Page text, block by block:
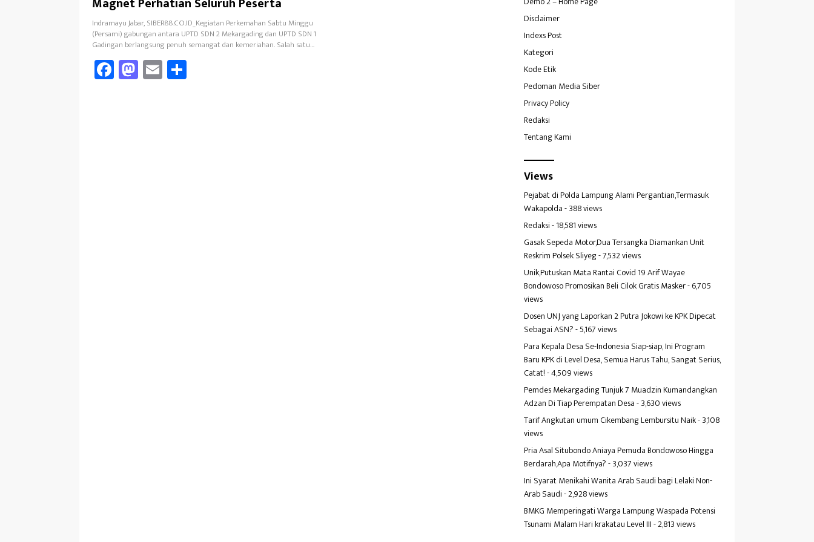
Indramayu Jabar, SIBER88.CO.ID_Kegiatan Perkemahan Sabtu Minggu
(Persami) gabungan antara UPTD SDN 2 Mekargading dan UPTD SDN 1
Gadingan berlangsung penuh semangat dan kemeriahan. Salah satu…
Fa
ce
M
as
E
m
Disclaimer
Indexs Post
Kategori
Kode Etik
Pedoman Media Siber
Privacy Policy
Redaksi
Tentang Kami
Views
Pejabat di Polda Lampung Alami Pergantian,Termasuk
Wakapolda- 388 views
Redaksi- 18,581 views
Gasak Sepeda Motor,Dua Tersangka Diamankan Unit
Reskrim Polsek Sliyeg- 7,532 views
Unik,Putuskan Mata Rantai Covid 19 Arif Wayae
Bondowoso Promosikan Beli Cilok Gratis Masker- 6,705
views
Dosen UNJ yang Laporkan 2 Putra Jokowi ke KPK Dipecat
Sebagai ASN?- 5,167 views
Para Kepala Desa Se-Indonesia Siap-siap, Ini Program
Baru KPK di Level Desa, Semua Harus Tahu, Sangat Serius,
Catat!- 4,509 views
Pemdes Mekargading Tunjuk 7 Muadzin Kumandangkan
Adzan Di Tiap Perempatan Desa- 3,630 views
Tarif Angkutan umum Cikembang Lembursitu Naik- 3,108
views
Pria Asal Situbondo Aniaya Pemuda Bondowoso Hingga
Berdarah,Apa Motifnya?- 3,037 views
Ini Syarat Menikahi Wanita Arab Saudi bagi Lelaki Non-
Arab Saudi- 2,928 views
BMKG Memperingati Warga Lampung Waspada Potensi
Tsunami Malam Hari krakatau Level III- 2,813 views